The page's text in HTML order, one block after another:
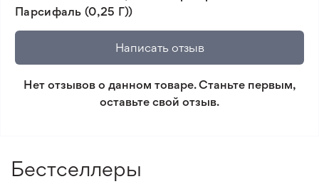
🛡️ Защита покупок. Возврат средств за товар,
который не соответствует ожиданиям. Согласно
условиям возврата.
Минимальный заказ 300 грн.
Парсифаль (0,25 Г))
Написать отзыв
Нет отзывов о данном товаре. Станьте первым,
оставьте свой отзыв.
Бестселлеры